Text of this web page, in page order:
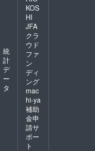
統
計
デ
ー
タ
KOS
HI
JFA
クラ
ウド
ファ
ン
ディ
ング
mac
hi-ya
補助
金申
請サ
ポー
ト